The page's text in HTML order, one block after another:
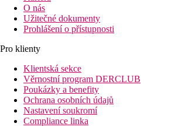
O nás
Užitečné dokumenty
Prohlášení o přístupnosti
Pro klienty
Klientská sekce
Věrnostní program DERCLUB
Poukázky a benefity
Ochrana osobních údajů
Nastavení soukromí
Compliance linka